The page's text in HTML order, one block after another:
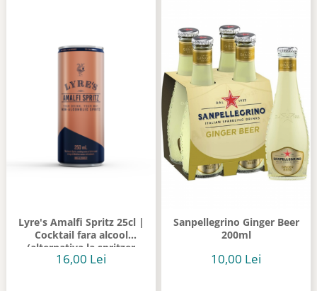
Lyre's Amalfi Spritz 25cl |
Cocktail fara alcool
(alternativa la spritzer
italian)
16,00 Lei
Sanpellegrino Ginger Beer
200ml
10,00 Lei